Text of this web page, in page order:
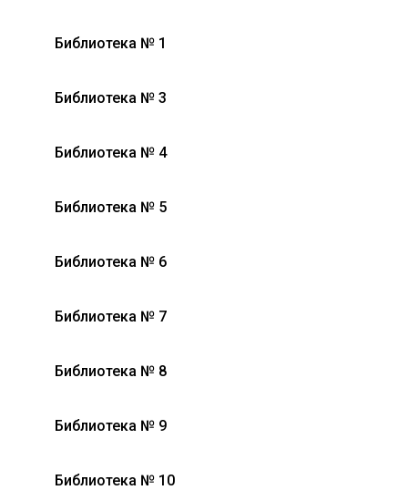
Библиотека № 1
Библиотека № 3
Библиотека № 4
Библиотека № 5
Библиотека № 6
Библиотека № 7
Библиотека № 8
Библиотека № 9
Библиотека № 10